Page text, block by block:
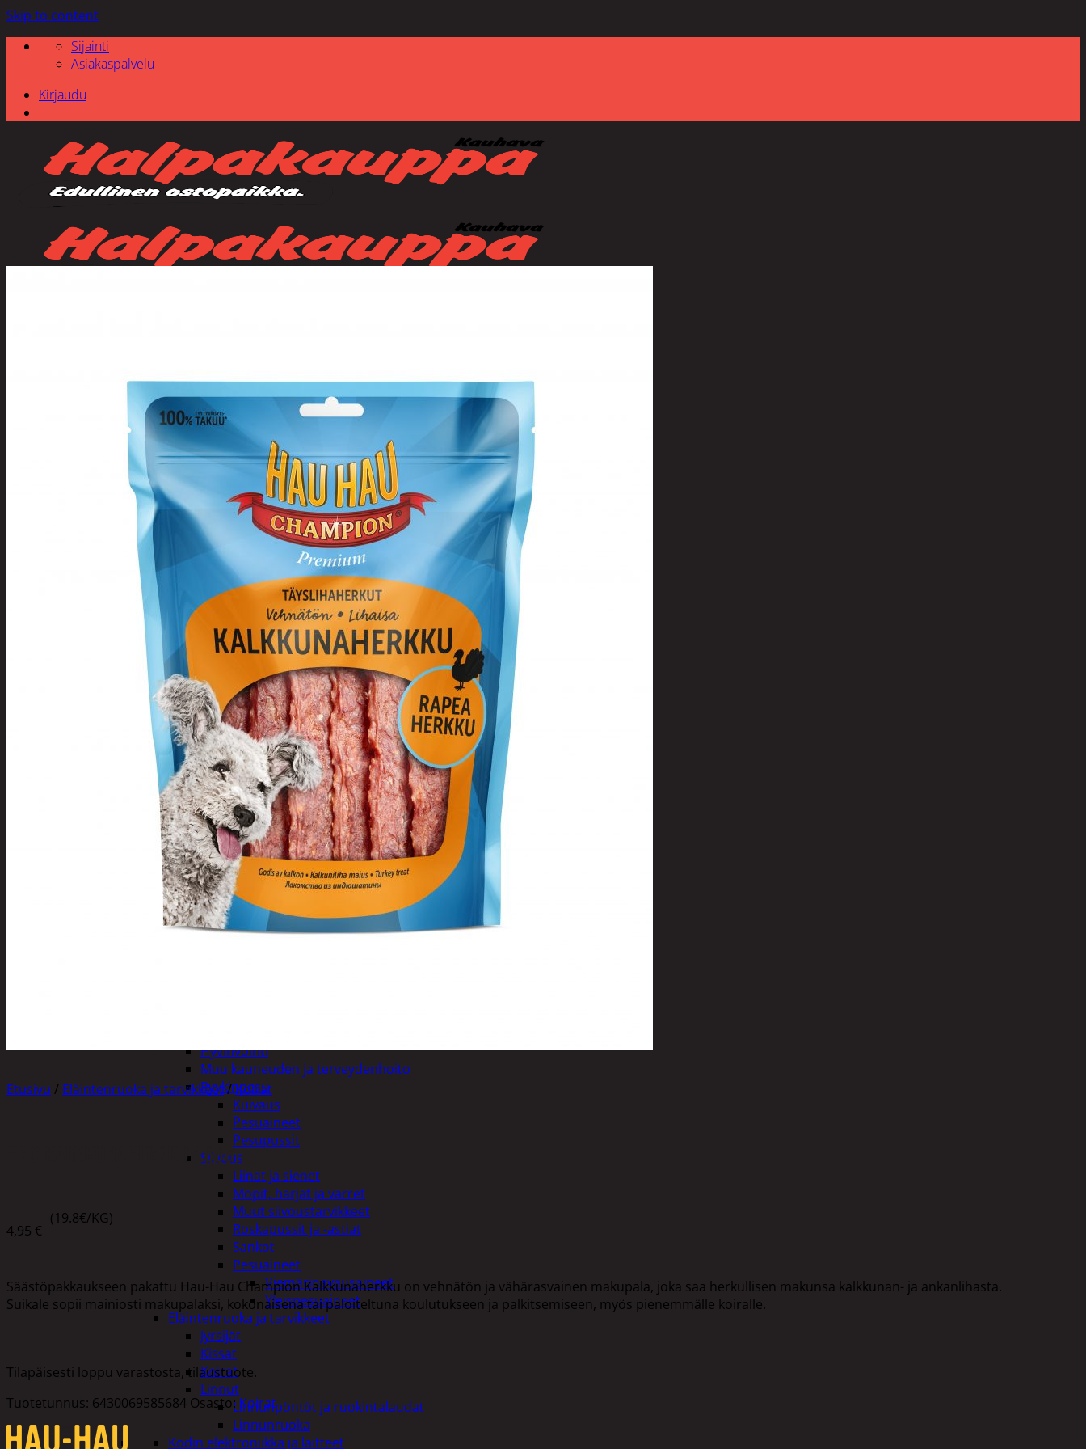
Skip to content
Sijainti
Asiakaspalvelu
Kirjaudu
Tuotevalikoima
Poistotuotteet
Kausituotteet
Joulu
Joulu- ja kausivalot
Eläimet ja tontut
Kyntteliköt
Valoketjut ja kuusenvalot
Joulukoristeet
Kranssit ja asetelmat
Tontut ja muut
Joulutekstiilit
Paketointi
Marjastus
Talvi
Päivittäistavarat
Apuvälineet
Hengityssuojaimet ja desinfiointi
Henkilökohtainen hygienia
Deodorantit
Hiustenhoito
Hiusharjat ja muotoilutuotteet
Hiuspinnit ja lenkit
Hiusvärit
Hiusten ja parranleikkuukoneet
Hammashygienia tuotteet
Kosmetiikka
Käsi ja jalkahoito
Käsivoiteet ja rasvat
Kynsisakset ja viilat
Hyvinvointi
Muu kauneuden ja terveydenhoito
Pyykinpesu
Kuivaus
Pesuaineet
Pesupussit
Siivous
Liinat ja sienet
Mopit, harjat ja varret
Muut siivoustarvikkeet
Roskapussit ja -astiat
Sankot
Pesuaineet
Viemärinavausaineet
Yleispesuaineet
Eläintenruoka ja tarvikkeet
Jyrsijät
Kissat
Koirat
Linnut
Linnunpöntöt ja ruokintalaudat
Linnunruoka
Kodin elektroniikka ja laitteet
Etusivu / Eläintenruoka ja tarvikkeet/Koirat
HHC KALKKUNAHERKKU 250G
4,95 €
(19.8€/KG)
Säästöpakkaukseen pakattu Hau-Hau Champion Kalkkunaherkku on vehnätön ja vähärasvainen makupala, joka saa herkullisen makunsa kalkkunan- ja ankanlihasta.
Suikale sopii mainiosti makupalaksi, kokonaisena tai paloiteltuna koulutukseen ja palkitsemiseen, myös pienemmälle koiralle.
Tilapäisesti loppu varastosta, tilaustuote.
Tuotetunnus: 6430069585684 Osasto: Koirat